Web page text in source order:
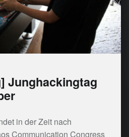
Junghackingtag
in der Zeit nach
Communication Congress